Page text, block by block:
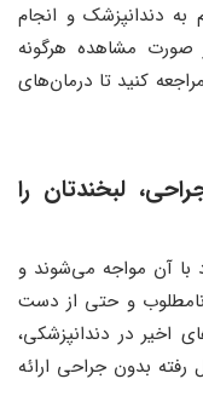
دندانپزشک و انجام
صورت مشاهده هرگونه
کنید تا درمان‌های
لبخندتان را
با آن مواجه می‌شوند و
و حتی از دست
اخیر در دندانپزشکی،
رفته بدون جراحی ارائه